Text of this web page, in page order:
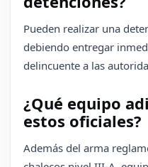
Pueden realizar una
debiendo entregar
delincuente a las
¿Qué equipo
estos oficiales?
Además del arma